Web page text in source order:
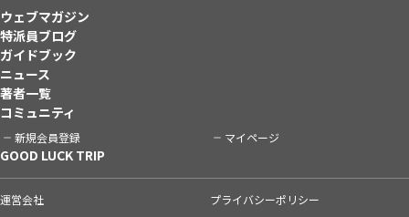
ウェブマガジン
特派員ブログ
ガイドブック
ニュース
著者一覧
コミュニティ
新規会員登録 マイページ
GOOD LUCK TRIP
運営会社
プライバシーポリシー